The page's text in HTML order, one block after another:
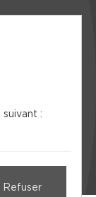
:
Refuser